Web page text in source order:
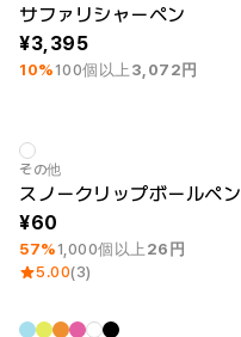
サファリシャーペン
3,395
10% 100個以上 3,072円
最小注文数量 100個
その他
スノークリップボールペン
60
57% 1,000個以上 26円
5.00(3)